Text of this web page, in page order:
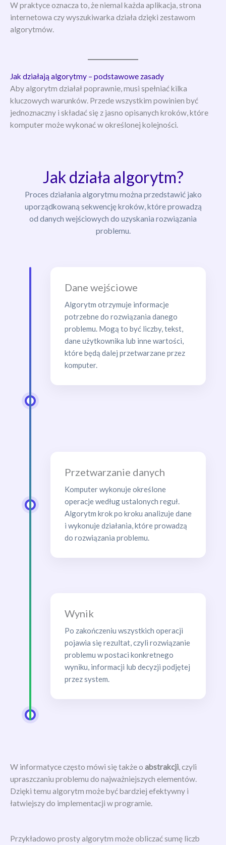
W praktyce oznacza to, że niemal każda aplikacja, strona
internetowa czy wyszukiwarka działa dzięki zestawom
algorytmów.
Jak działają algorytmy – podstawowe zasady
Aby algorytm działał poprawnie, musi spełniać kilka
kluczowych warunków. Przede wszystkim powinien być
jednoznaczny i składać się z jasno opisanych kroków, które
komputer może wykonać w określonej kolejności.
Jak działa algorytm?
Proces działania algorytmu można przedstawić jako
uporządkowaną sekwencję kroków, które prowadzą
od danych wejściowych do uzyskania rozwiązania
problemu.
Dane wejściowe
Algorytm otrzymuje informacje
potrzebne do rozwiązania danego
problemu. Mogą to być liczby, tekst,
dane użytkownika lub inne wartości,
które będą dalej przetwarzane przez
komputer.
Przetwarzanie danych
Komputer wykonuje określone
operacje według ustalonych reguł.
Algorytm krok po kroku analizuje dane
i wykonuje działania, które prowadzą
do rozwiązania problemu.
Wynik
Po zakończeniu wszystkich operacji
pojawia się rezultat, czyli rozwiązanie
problemu w postaci konkretnego
wyniku, informacji lub decyzji podjętej
przez system.
W informatyce często mówi się także o abstrakcji, czyli
upraszczaniu problemu do najważniejszych elementów.
Dzięki temu algorytm może być bardziej efektywny i
łatwiejszy do implementacji w programie.
Przykładowo prosty algorytm może obliczać sumę liczb